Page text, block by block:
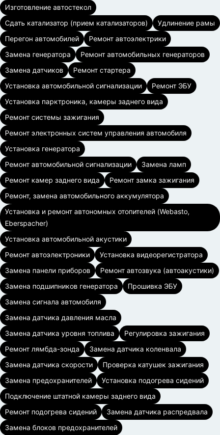
Изготовление автостекол
Сдать катализатор (прием катализаторов)
Удлинение рамы
Перегон автомобилей
Ремонт автоэлектрики
Замена генератора
Ремонт автомобильных генераторов
Замена датчиков
Ремонт стартера
Установка автомобильной сигнализации
Ремонт ЭБУ
Установка парктроника, камеры заднего вида
Ремонт системы зажигания
Ремонт электронных систем управления автомобиля
Установка генератора
Ремонт автомобильной сигнализации
Замена ламп
Ремонт камер заднего вида
Ремонт замка зажигания
Ремонт, замена автомобильного аккумулятора
Установка и ремонт автономных отопителей (Webasto,
Eberspacher)
Установка автомобильной акустики
Ремонт автоэлектроники
Установка видеорегистратора
Замена панели приборов
Ремонт автозвука (автоакустики)
Замена подшипников генератора
Прошивка ЭБУ
Замена сигнала автомобиля
Замена датчика давления масла
Замена датчика уровня топлива
Регулировка зажигания
Ремонт лямбда-зонда
Замена датчика коленвала
Замена датчика скорости
Проверка катушек зажигания
Замена предохранителей
Установка подогрева сидений
Подключение штатной камеры заднего вида
Ремонт подогрева сидений
Замена датчика распредвала
Замена блоков предохранителей